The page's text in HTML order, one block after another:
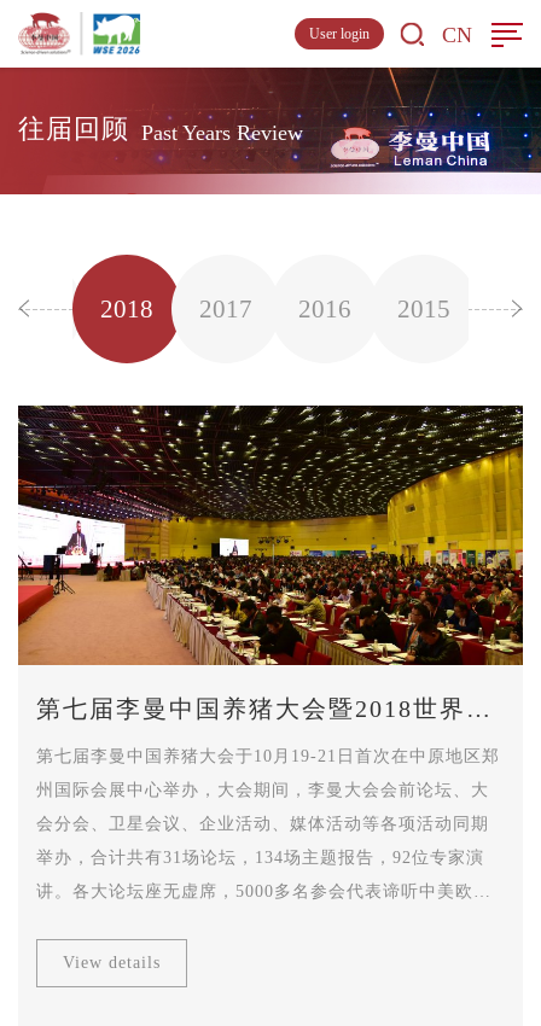
CN
User login
往届回顾 Past Years Review
2019 2018 2017 2016 2015
第七届李曼中国养猪大会暨2018世界猪
业博览会
第七届李曼中国养猪大会于10月19-21日首次在中原地区郑
州国际会展中心举办，大会期间，李曼大会会前论坛、大
会分会、卫星会议、企业活动、媒体活动等各项活动同期
举办，合计共有31场论坛，134场主题报告，92位专家演
讲。各大论坛座无虚席，5000多名参会代表谛听中美欧专
业政策。为行业人士提供了解非洲猪瘟、智慧养猪、最新
技术、业界动向、全球发展趋势，以及拓展新兴市场的重
View details